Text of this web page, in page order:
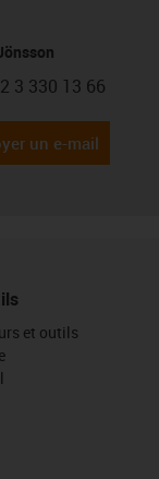
phone
3 330 13 66
un e-mail
et outils